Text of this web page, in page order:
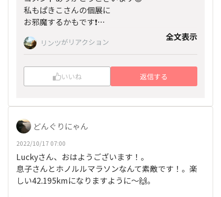
私もぱきこさんの個展に
お邪魔するかもです❗
リンツさん
ほんとうに楽しそうに
リンツがリアクション 全文表示
いいね 返信する
どんぐりにゃん
2022/10/17 07:00
Luckyさん、おはようございます！。
息子さんとホノルルマラソンなんて素敵です！。楽
しい42.195kmになりますように〜🙌。